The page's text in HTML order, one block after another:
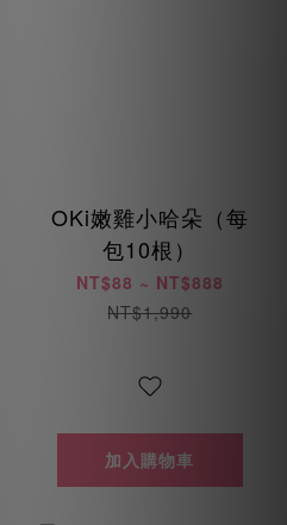
OKi嫩雞小哈朵（每
包10根）
NT$88 ~ NT$888
NT$1,990
加入購物車